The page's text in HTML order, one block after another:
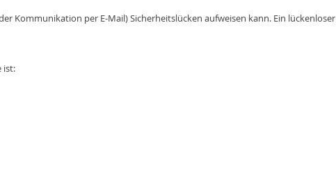
Kommunikation per E-Mail) Sicherheitslücken aufweisen kann. Ein lückenloser
ist: